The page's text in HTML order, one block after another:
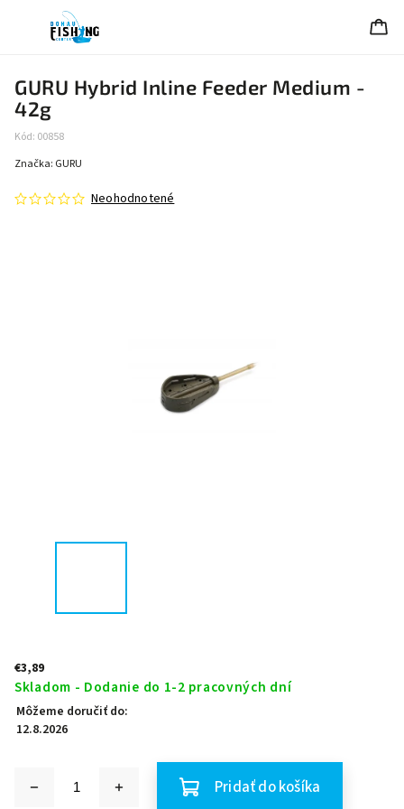
GURU Hybrid Inline Feeder Medium -
42g
Kód: 00858
Neohodnotené
Značka: GURU
€3,89
Skladom - Dodanie do 1-2 pracovných dní
Môžeme doručiť do:
12.8.2026
Pridať do košíka